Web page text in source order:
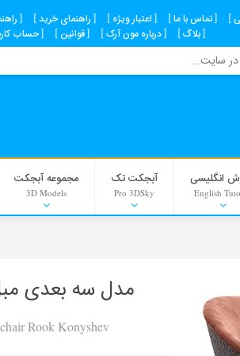
تماس با ما اعتبار ویژه راهنمای خرید
بلاگ
درباره مون آرک قوانین
حساب
انگلیسی
English
آبجکت تک
Pro 3DSky
مجموعه آبجکت
3D Models
مدل سه بعدی مبل
Rook Konyshev